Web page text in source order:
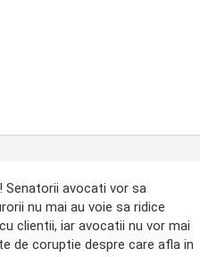
Senatorii avocati vor sa
nu mai au voie sa ridice
clientii, iar avocatii nu vor mai
de coruptie despre care afla in